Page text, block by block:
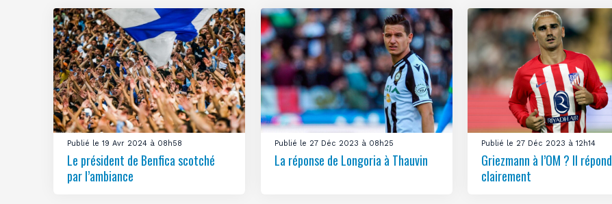
Publié le 19 Avr 2024 à 08h58
Le président de Benfica scotché
par l’ambiance
Publié le 27 Déc 2023 à 08h25
La réponse de Longoria à Thauvin
Publié le 27 Déc 2023 à 12h14
Griezmann à l’OM ? Il répond
clairement